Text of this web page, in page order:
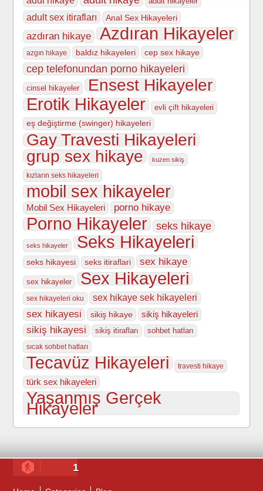
adult sex itirafları Anal Sex Hikayeleri
azdıran hikaye Azdıran Hikayeler
azgın hikaye baldız hikayeleri cep sex hikaye
cep telefonundan porno hikayeleri
cinsel hikayeler
Ensest Hikayeler
Erotik Hikayeler
evli çift hikayeleri
eş değiştirme (swinger) hikayeleri
Gay Travesti Hikayeleri
grup sex hikaye
kuzen sikiş
kızların seks hikayeleri
mobil sex hikayeler
Mobil Sex Hikayeleri porno hikaye
Porno Hikayeler seks hikaye
seks hikayeler Seks Hikayeleri
seks hikayesi seks itiraflari sex hikaye
sex hikayeler Sex Hikayeleri
sex hikayeleri oku sex hikaye sek hikayeleri
sex hikayesi sikiş hikaye sikiş hikayeleri
sikiş hikayesi sikiş itirafları sohbet hatları
sıcak sohbet hatları
Tecavüz Hikayeleri travesti hikaye
türk sex hikayeleri
Yaşanmış Gerçek
Hikayeler
1